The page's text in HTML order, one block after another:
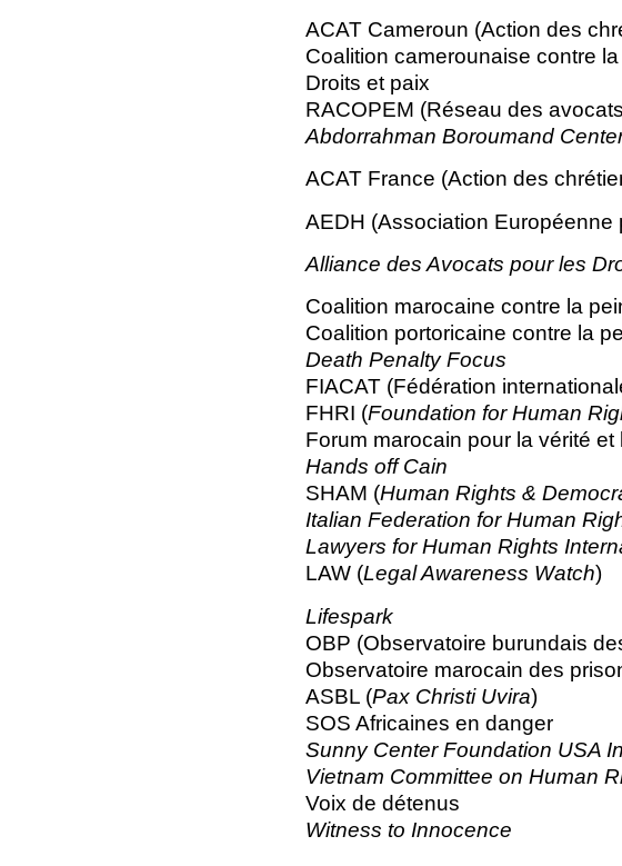
ACAT Cameroun (Action des
Coalition camerounaise contre
Droits et paix
RACOPEM (Réseau des
Abdorrahman Boroumand
ACAT France (Action des
AEDH (Association Européenne
Alliance des Avocats pour les
Coalition marocaine contre la
Coalition portoricaine contre la
Death Penalty Focus
FIACAT (Fédération
FHRI (Foundation for Human
Forum marocain pour la vérité et
Hands off Cain
SHAM (Human Rights &
Italian Federation for Human
Lawyers for Human Rights
LAW (Legal Awareness Watch)
Lifespark
OBP (Observatoire burundais
Observatoire marocain des
ASBL (Pax Christi Uvira)
SOS Africaines en danger
Sunny Center Foundation USA
Vietnam Committee on Human
Voix de détenus
Witness to Innocence